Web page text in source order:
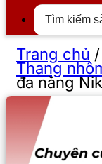
Trang chủ /
Thang
đa năng